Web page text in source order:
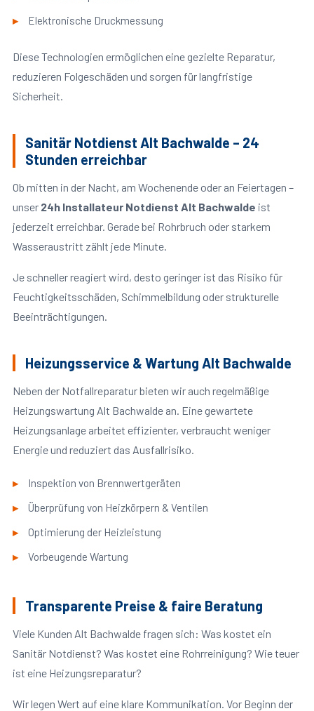
Elektronische Druckmessung
Diese Technologien ermöglichen eine gezielte Reparatur,
reduzieren Folgeschäden und sorgen für langfristige
Sicherheit.
Sanitär Notdienst Alt Bachwalde – 24
Stunden erreichbar
Ob mitten in der Nacht, am Wochenende oder an Feiertagen –
unser 24h Installateur Notdienst Alt Bachwalde ist
jederzeit erreichbar. Gerade bei Rohrbruch oder starkem
Wasseraustritt zählt jede Minute.
Je schneller reagiert wird, desto geringer ist das Risiko für
Feuchtigkeitsschäden, Schimmelbildung oder strukturelle
Beeinträchtigungen.
Heizungsservice & Wartung Alt Bachwalde
Neben der Notfallreparatur bieten wir auch regelmäßige
Heizungswartung Alt Bachwalde an. Eine gewartete
Heizungsanlage arbeitet effizienter, verbraucht weniger
Energie und reduziert das Ausfallrisiko.
Inspektion von Brennwertgeräten
Überprüfung von Heizkörpern & Ventilen
Optimierung der Heizleistung
Vorbeugende Wartung
Transparente Preise & faire Beratung
Viele Kunden Alt Bachwalde fragen sich: Was kostet ein
Sanitär Notdienst? Was kostet eine Rohrreinigung? Wie teuer
ist eine Heizungsreparatur?
Wir legen Wert auf eine klare Kommunikation. Vor Beginn der